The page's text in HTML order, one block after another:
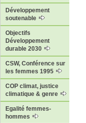
Développement
soutenable
Objectifs
Développement
durable 2030
CSW, Conférence sur
les femmes 1995
COP climat, justice
climatique & genre
Egalité femmes-
hommes